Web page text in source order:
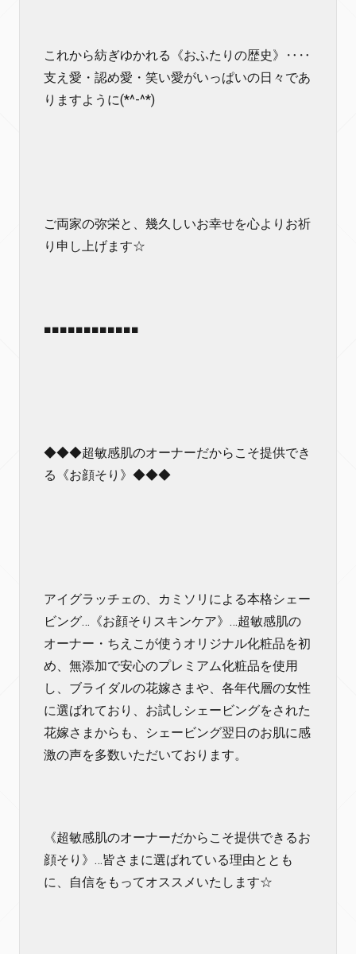
これから紡ぎゆかれる《おふたりの歴史》‥‥
支え愛・認め愛・笑い愛がいっぱいの日々であ
りますように(*^-^*)
ご両家の弥栄と、幾久しいお幸せを心よりお祈
り申し上げます☆
■■■■■■■■■■■■
◆◆◆超敏感肌のオーナーだからこそ提供でき
る《お顔そり》◆◆◆
アイグラッチェの、カミソリによる本格シェー
ビング…《お顔そりスキンケア》…超敏感肌の
オーナー・ちえこが使うオリジナル化粧品を初
め、無添加で安心のプレミアム化粧品を使用
し、ブライダルの花嫁さまや、各年代層の女性
に選ばれており、お試しシェービングをされた
花嫁さまからも、シェービング翌日のお肌に感
激の声を多数いただいております。
《超敏感肌のオーナーだからこそ提供できるお
顔そり》…皆さまに選ばれている理由ととも
に、自信をもってオススメいたします☆